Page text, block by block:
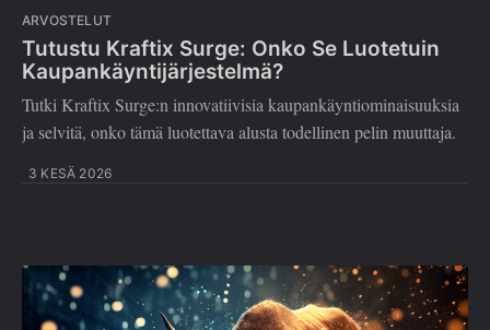
ARVOSTELUT
Tutustu Kraftix Surge: Onko Se Luotetuin
Kaupankäyntijärjestelmä?
Tutki Kraftix Surge:n innovatiivisia kaupankäyntiominaisuuksia
ja selvitä, onko tämä luotettava alusta todellinen pelin muuttaja.
3 KESÄ 2026